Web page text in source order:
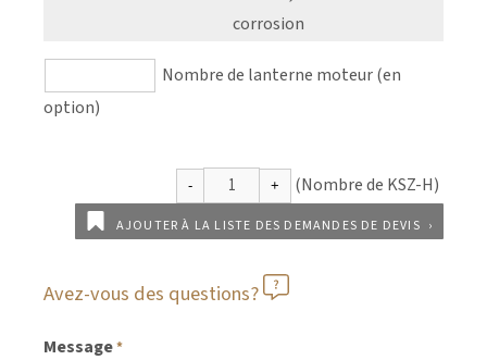
corrosion
Nombre de lanterne moteur (en
option)
AJOUTER À LA LISTE DES DEMANDES DE DEVIS
Avez-vous des questions?
Message*